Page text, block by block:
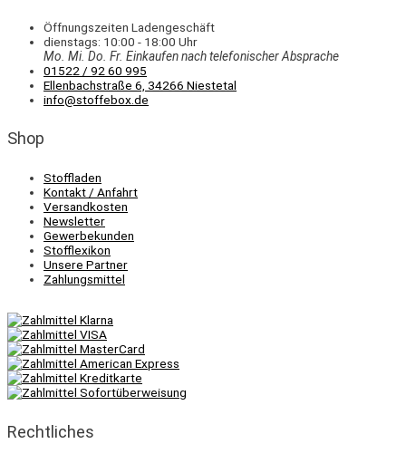
Öffnungszeiten Ladengeschäft
dienstags: 10:00 - 18:00 Uhr
Mo. Mi. Do. Fr. Einkaufennach telefonischer Absprache
01522 / 92 60 995
Ellenbachstraße 6, 34266 Niestetal
info@stoffebox.de
Shop
Stoffladen
Kontakt / Anfahrt
Versandkosten
Newsletter
Gewerbekunden
Stofflexikon
Unsere Partner
Zahlungsmittel
Rechtliches